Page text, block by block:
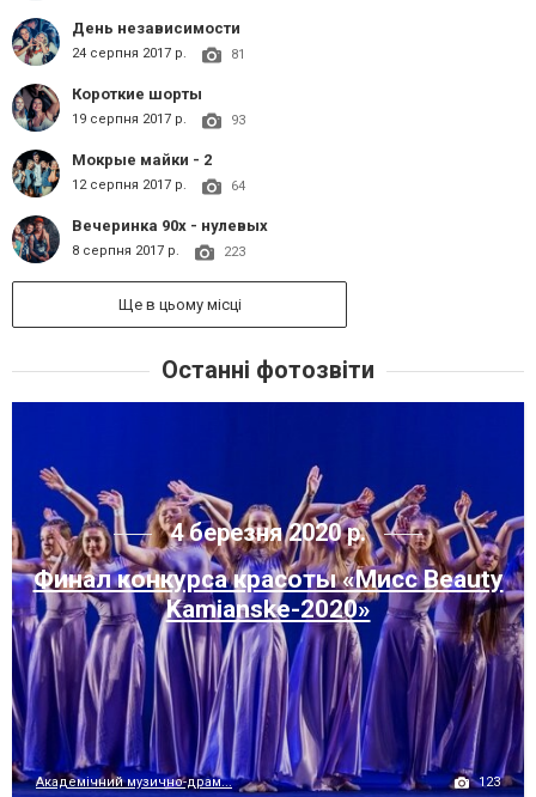
День независимости
24 серпня 2017 р. 81
Короткие шорты
19 серпня 2017 р. 93
Мокрые майки - 2
12 серпня 2017 р. 64
Вечеринка 90х - нулевых
8 серпня 2017 р. 223
Ще в цьому місці
Останні фотозвіти
4 березня 2020 р.
Финал конкурса красоты «Mисc Beauty
Kamianske-2020»
Академічний музично-драм... 123